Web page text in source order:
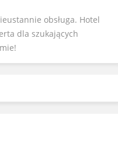
obsługa. Hotel
dla szukających